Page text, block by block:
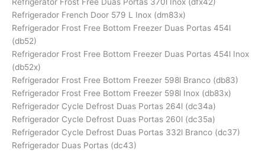
Refrigerator Frost Free Duas Portas 370l Inox (dfx42)
Refrigerador French Door 579 L Inox (dm83x)
Refrigerador Frost Free Bottom Freezer Duas Portas 454l
(db52)
Refrigerador Frost Free Bottom Freezer Duas Portas 454l Inox
(db52x)
Refrigerador Frost Free Bottom Freezer 598l Branco (db83)
Refrigerador Frost Free Bottom Freezer 598l Inox (db83x)
Refrigerador Cycle Defrost Duas Portas 264l (dc34a)
Refrigerador Cycle Defrost Duas Portas 260l (dc35a)
Refrigerador Cycle Defrost Duas Portas 332l Branco (dc37)
Refrigerador Duas Portas (dc43)